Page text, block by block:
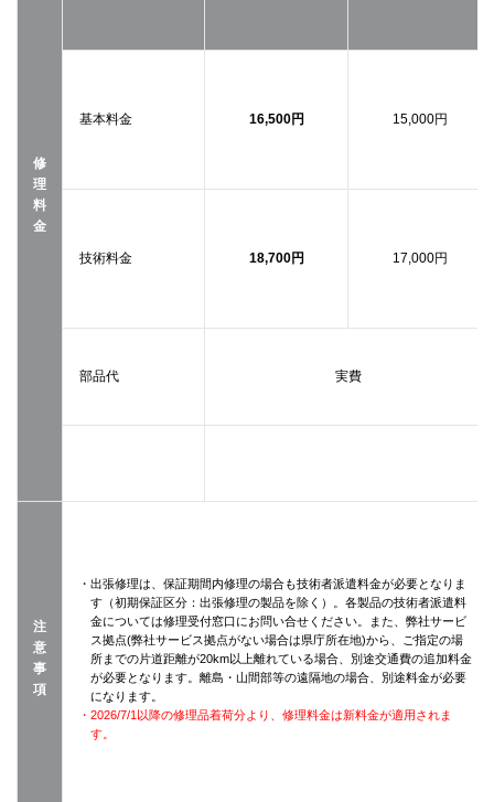
修
理
料
金
基本料金 16,500円 15,000円
技術料金 18,700円 17,000円
部品代 実費
注
意
事
項
・出張修理は、保証期間内修理の場合も技術者派遣料金が必要となりま
す（初期保証区分：出張修理の製品を除く）。各製品の技術者派遣料
金については修理受付窓口にお問い合せください。また、弊社サービ
ス拠点(弊社サービス拠点がない場合は県庁所在地)から、ご指定の場
所までの片道距離が20km以上離れている場合、別途交通費の追加料金
が必要となります。離島・山間部等の遠隔地の場合、別途料金が必要
になります。
・2026/7/1以降の修理品着荷分より、修理料金は新料金が適用されま
す。